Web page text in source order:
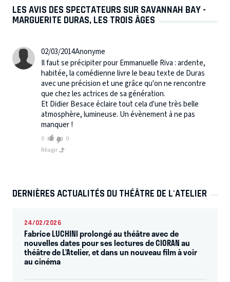
LES AVIS DES SPECTATEURS SUR SAVANNAH BAY -
MARGUERITE DURAS, LES TROIS ÂGES
02/03/2014Anonyme
Il faut se précipiter pour Emmanuelle Riva : ardente,
habitée, la comédienne livre le beau texte de Duras
avec une précision et une grâce qu'on ne rencontre
que chez les actrices de sa génération.
Et Didier Besace éclaire tout cela d'une très belle
atmosphère, lumineuse. Un évènement à ne pas
manquer !
0
0
Réagir
DERNIÈRES ACTUALITÉS DU THÉÂTRE DE L'ATELIER
24/02/2026
Fabrice LUCHINI prolongé au théâtre avec de
nouvelles dates pour ses lectures de CIORAN au
théâtre de L’Atelier, et dans un nouveau film à voir
au cinéma